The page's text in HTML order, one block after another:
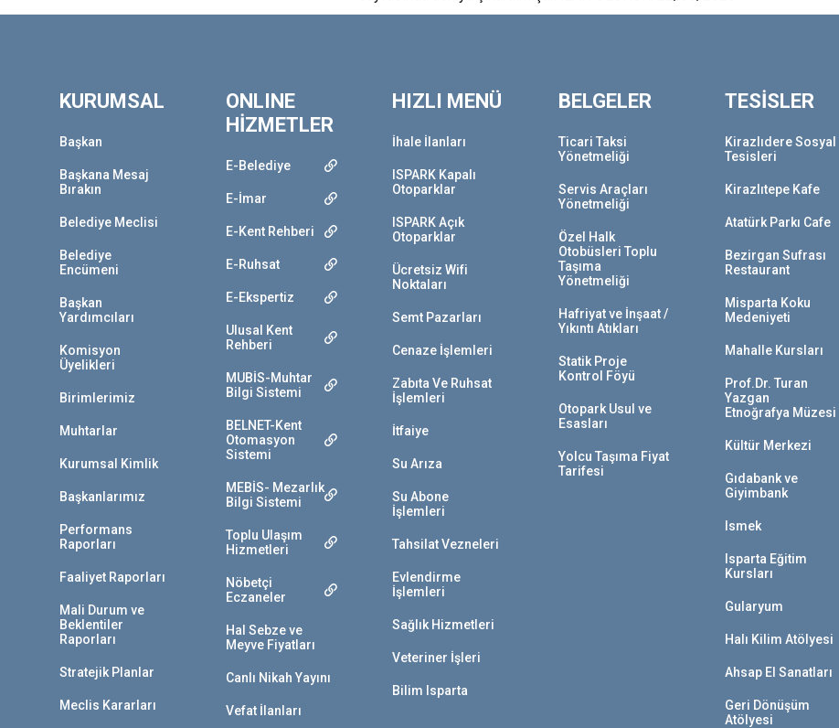
KURUMSAL
Başkan
Başkana Mesaj
Bırakın
Belediye Meclisi
Belediye
Encümeni
Başkan
Yardımcıları
Komisyon
Üyelikleri
Birimlerimiz
Muhtarlar
Kurumsal Kimlik
Başkanlarımız
Performans
Raporları
Faaliyet Raporları
Mali Durum ve
Beklentiler
Raporları
Stratejik Planlar
Meclis Kararları
ONLINE
HİZMETLER
E-Belediye
E-İmar
E-Kent Rehberi
E-Ruhsat
E-Ekspertiz
Ulusal Kent
Rehberi
MUBİS-Muhtar
Bilgi Sistemi
BELNET-Kent
Otomasyon
Sistemi
MEBİS- Mezarlık
Bilgi Sistemi
Toplu Ulaşım
Hizmetleri
Nöbetçi
Eczaneler
Hal Sebze ve
Meyve Fiyatları
Canlı Nikah Yayını
Vefat İlanları
HIZLI MENÜ
İhale İlanları
ISPARK Kapalı
Otoparklar
ISPARK Açık
Otoparklar
Ücretsiz Wifi
Noktaları
Semt Pazarları
Cenaze İşlemleri
Zabıta Ve Ruhsat
İşlemleri
İtfaiye
Su Arıza
Su Abone
İşlemleri
Tahsilat Vezneleri
Evlendirme
İşlemleri
Sağlık Hizmetleri
Veteriner İşleri
Bilim Isparta
BELGELER
Ticari Taksi
Yönetmeliği
Servis Araçları
Yönetmeliği
Özel Halk
Otobüsleri Toplu
Taşıma
Yönetmeliği
Hafriyat ve İnşaat /
Yıkıntı Atıkları
Statik Proje
Kontrol Föyü
Otopark Usul ve
Esasları
Yolcu Taşıma Fiyat
Tarifesi
TESİSLER
Kirazlıdere Sosyal
Tesisleri
Kirazlıtepe Kafe
Atatürk Parkı Cafe
Bezirgan Sufrası
Restaurant
Misparta Koku
Medeniyeti
Mahalle Kursları
Prof.Dr. Turan
Yazgan
Etnoğrafya Müzesi
Kültür Merkezi
Gıdabank ve
Giyimbank
Ismek
Isparta Eğitim
Kursları
Gularyum
Halı Kilim Atölyesi
Ahsap El Sanatları
Geri Dönüşüm
Atölyesi